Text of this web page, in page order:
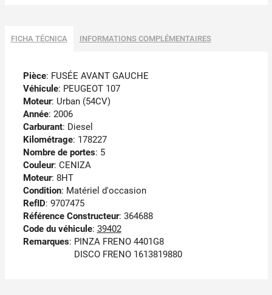
FICHA TÉCNICA INFORMATIONS COMPLÉMENTAIRES
Pièce: FUSÉE AVANT GAUCHE
Véhicule: PEUGEOT 107
Moteur: Urban (54CV)
Année: 2006
Carburant: Diesel
Kilométrage: 178227
Nombre de portes: 5
Couleur: CENIZA
Moteur: 8HT
Condition: Matériel d'occasion
RefID: 9707475
Référence Constructeur: 364688
Code du véhicule: 39402
Remarques: PINZA FRENO 4401G8
DISCO FRENO 1613819880